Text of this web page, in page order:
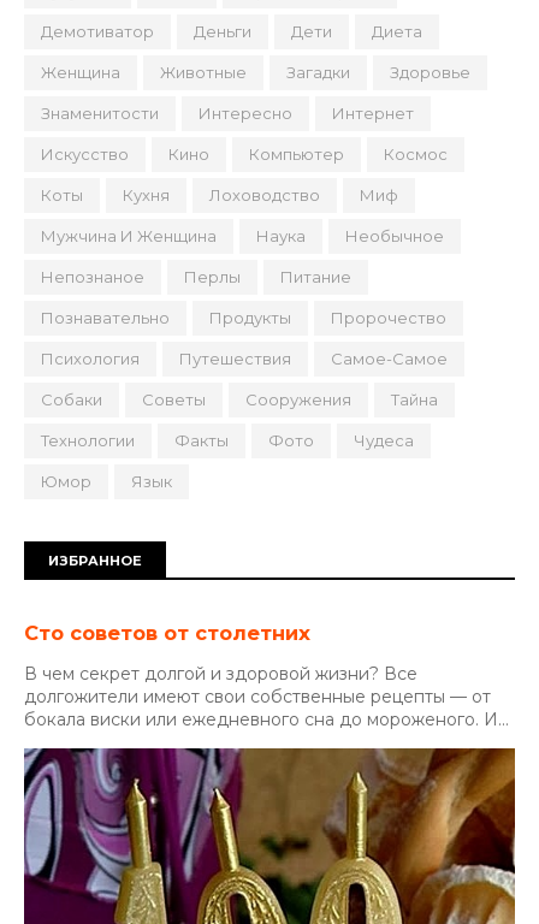
Демотиватор Деньги Дети Диета
Женщина Животные Загадки Здоровье
Знаменитости Интересно Интернет
Искусство Кино Компьютер Космос
Коты Кухня Лоховодство Миф
Мужчина И Женщина Наука Необычное
Непознаное Перлы Питание
Познавательно Продукты Пророчество
Психология Путешествия Самое-Самое
Собаки Советы Сооружения Тайна
Технологии Факты Фото Чудеса
Юмор Язык
ИЗБРАННОЕ
Сто советов от столетних
В чем секрет долгой и здоровой жизни? Все
долгожители имеют свои собственные рецепты — от
бокала виски или ежедневного сна до мороженого. И...